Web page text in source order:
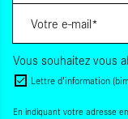
Vous souhaitez vous
Lettre d'information
En indiquant votre adresse